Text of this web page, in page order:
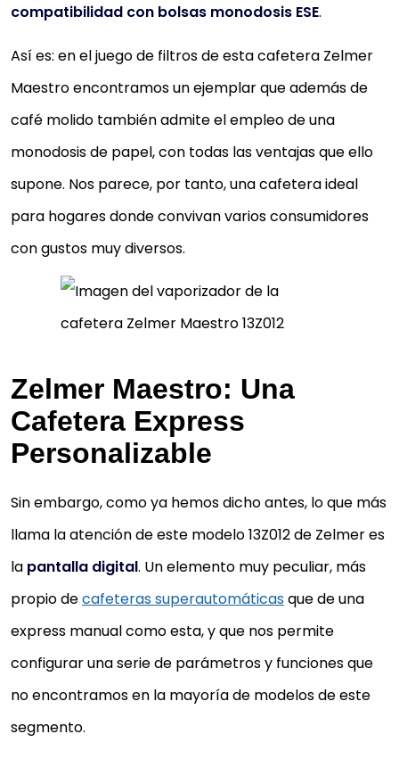
compatibilidad con bolsas monodosis ESE.
Así es: en el juego de filtros de esta cafetera Zelmer
Maestro encontramos un ejemplar que además de
café molido también admite el empleo de una
monodosis de papel, con todas las ventajas que ello
supone. Nos parece, por tanto, una cafetera ideal
para hogares donde convivan varios consumidores
con gustos muy diversos.
Zelmer Maestro: Una
Cafetera Express
Personalizable
Sin embargo, como ya hemos dicho antes, lo que más
llama la atención de este modelo 13Z012 de Zelmer es
la pantalla digital. Un elemento muy peculiar, más
propio decafeteras superautomáticasque de una
express manual como esta, y que nos permite
configurar una serie de parámetros y funciones que
no encontramos en la mayoría de modelos de este
segmento.